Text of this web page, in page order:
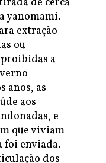
yanomami.
extração
ou
a
anos, as
aos
e
que viviam
foi enviada.
dos